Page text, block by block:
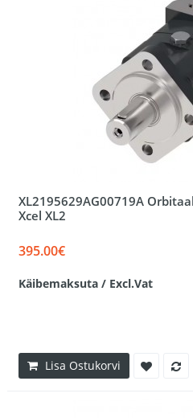
XL2195629AG00719A
Xcel XL2
395.00€
Käibemaksuta / Excl.Vat
Lisa Ostukorvi